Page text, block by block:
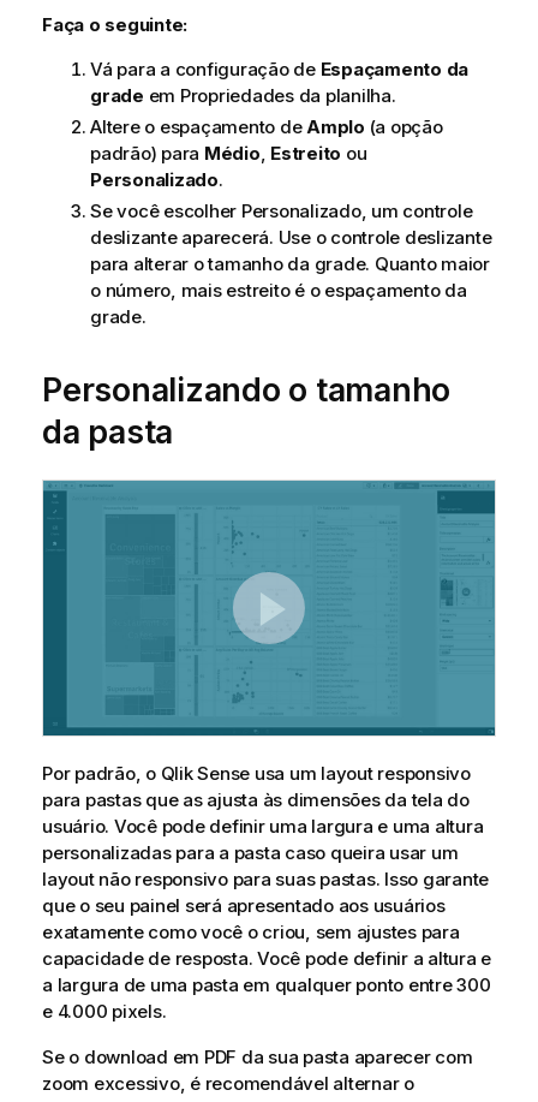
Faça o seguinte:
Vá para a configuração de Espaçamento da
grade em Propriedades da planilha.
Altere o espaçamento deAmplo (a opção
padrão) para Médio, Estreito ou
Personalizado.
Se você escolher Personalizado, um controle
deslizante aparecerá. Use o controle deslizante
para alterar o tamanho da grade. Quanto maior
o número, mais estreito é o espaçamento da
grade.
Personalizando o tamanho
da pasta
Por padrão, o Qlik Sense usa um layout responsivo
para pastas que as ajusta às dimensões da tela do
usuário. Você pode definir uma largura e uma altura
personalizadas para a pasta caso queira usar um
layout não responsivo para suas pastas. Isso garante
que o seu painel será apresentado aos usuários
exatamente como você o criou, sem ajustes para
capacidade de resposta. Você pode definir a altura e
a largura de uma pasta em qualquer ponto entre 300
e 4.000 pixels.
Se o download em PDF da sua pasta aparecer com
zoom excessivo, é recomendável alternar o